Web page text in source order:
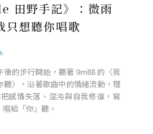
田野手記》：微雨
只想聽你唱歌
後的步行開始，聽著 9m88 的〈我
聽〉，沿著歌曲中的情緒流動，理
感情失落、混沌與自我修復，寫
給「你」聽。